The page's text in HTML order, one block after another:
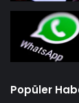
Popüler